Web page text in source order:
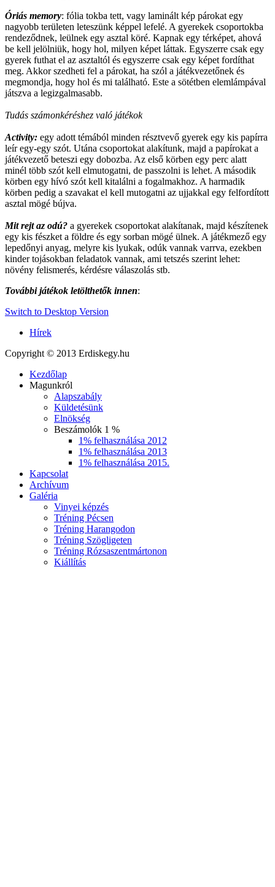
Óriás memory: fólia tokba tett, vagy laminált kép párokat egy
nagyobb területen leteszünk képpel lefelé. A gyerekek csoportokba
rendeződnek, leülnek egy asztal köré. Kapnak egy térképet, ahová
be kell jelölniük, hogy hol, milyen képet láttak. Egyszerre csak egy
gyerek futhat el az asztaltól és egyszerre csak egy képet fordíthat
meg. Akkor szedheti fel a párokat, ha szól a játékvezetőnek és
megmondja, hogy hol és mi található. Este a sötétben elemlámpával
játszva a legizgalmasabb.
Tudás számonkéréshez való játékok
Activity: egy adott témából minden résztvevő gyerek egy kis papírra
leír egy-egy szót. Utána csoportokat alakítunk, majd a papírokat a
játékvezető beteszi egy dobozba. Az első körben egy perc alatt
minél több szót kell elmutogatni, de passzolni is lehet. A második
körben egy hívó szót kell kitalálni a fogalmakhoz. A harmadik
körben pedig a szavakat el kell mutogatni az ujjakkal egy felfordított
asztal mögé bújva.
Mit rejt az odú? a gyerekek csoportokat alakítanak, majd készítenek
egy kis fészket a földre és egy sorban mögé ülnek. A játékmező egy
lepedőnyi anyag, melyre kis lyukak, odúk vannak varrva, ezekben
kinder tojásokban feladatok vannak, ami tetszés szerint lehet:
növény felismerés, kérdésre válaszolás stb.
További játékok letölthetők innen:
Switch to Desktop Version
Hírek
Copyright © 2013 Erdiskegy.hu
Kezdőlap
Magunkról
Alapszabály
Küldetésünk
Elnökség
Beszámolók 1 %
1% felhasználása 2012
1% felhasználása 2013
1% felhasználása 2015.
Kapcsolat
Archívum
Galéria
Vinyei képzés
Tréning Pécsen
Tréning Harangodon
Tréning Szögligeten
Tréning Rózsaszentmártonon
Kiállítás